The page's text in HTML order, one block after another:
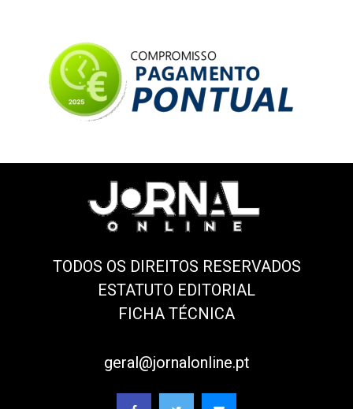
TODOS OS DIREITOS RESERVADOS
ESTATUTO EDITORIAL
FICHA TÉCNICA
geral@jornalonline.pt